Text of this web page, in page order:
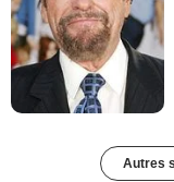
Autres